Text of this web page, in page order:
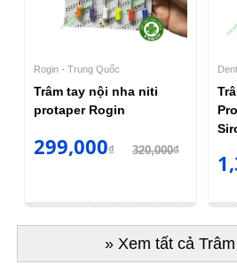
Rogin - Trung Quốc
Trâm tay nội nha niti
protaper Rogin
299,000₫ 320,000₫
» Xem tất cả